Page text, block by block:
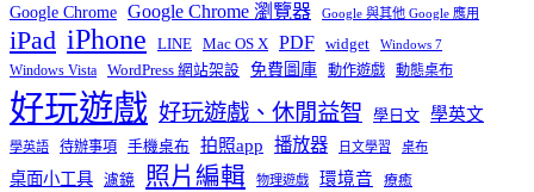
Google Chrome Google Chrome 瀏覽器 Google 與其他 Google 應用
iPad iPhone LINE Mac OS X PDF widget Windows 7
Windows Vista WordPress 網站架設 免費圖庫 動作遊戲 動態桌布
好玩遊戲 好玩遊戲、休閒益智 學日文 學英文
學英語 待辦事項 手機桌布 拍照app 播放器 日文學習 桌布
桌面小工具 濾鏡 照片編輯 物理遊戲 環境音 療癒